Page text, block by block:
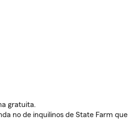
gratuita.
no de inquilinos de State Farm que